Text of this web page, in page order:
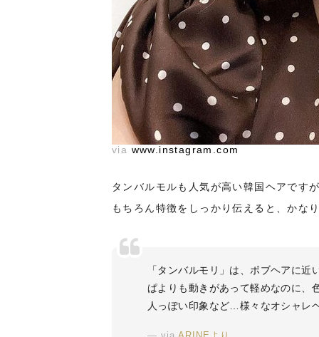
via www.instagram.com
タンバルモルも人気が高い韓国ヘアです
もちろん特徴をしっかり伝えると、かな
「タンバルモリ」は、ボブヘアに
ぱよりも動きがあって軽めなのに、
人っぽい印象など…様々なオシャレ